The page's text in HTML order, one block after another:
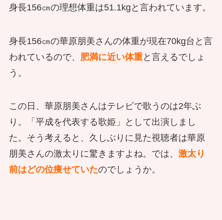
身長156㎝の理想体重は51.1kgと言われています。
身長156㎝の華原朋美さんの体重が現在70kg台と言
われているので、 肥満に近い体重と言えるでしょ
う。
この日、華原朋美さんはテレビで歌うのは2年ぶ
り。「平成を代表する歌姫」として出演しまし
た。そう考えると、久しぶりに見た視聴者は華原
朋美さんの激太りに驚きますよね。では、 激太り
前はどの位痩せていたのでしょうか。